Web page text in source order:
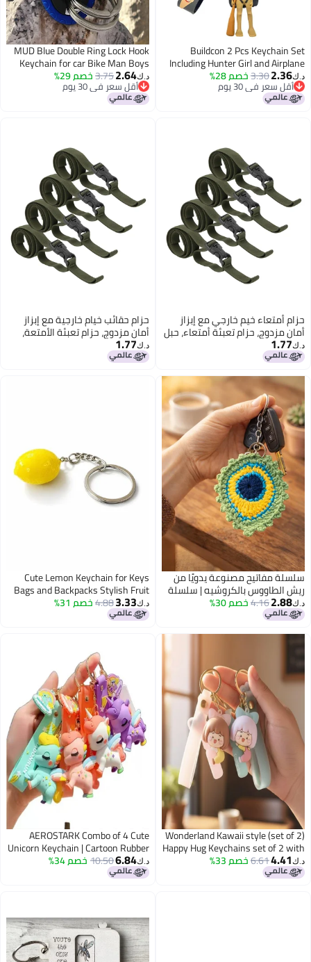
Buildcon 2 Pcs Keychain Set
Including Hunter Girl and Airplane
Crocodile, Cartoon Character
Keychain for Bike Men and Car,
Bag Charms and Key Chain for
د.ك‏2.36
3.30خصم 28%
أقل سعر في 30 يوم
أقل سعر في 30 يوم
MUD Blue Double Ring Lock Hook
Keychain for car Bike Man Boys
د.ك‏2.64
3.75خصم 29%
أقل سعر في 30 يوم
أقل سعر في 30 يوم
حزام أمتعاء خيم خارجي مع إبزاز
أمان مزدوج، حزام تعبئة أمتعاء، حبل
تثبيت لحقيبة سفر
د.ك‏1.77
حزام حقائب خيام خارجية مع إبزاز
أمان مزدوج، حزام تعبئة الأمتعة،
حبل تثبيت الحقائب
د.ك‏1.77
سلسلة مفاتيح مصنوعة يدويًا من
ريش الطاووس بالكروشيه | سلسلة
مفاتيح ملونة للأولاد والبنات | تعليقة
أنيقة للحقيبة، إكسسوار لمفتاح
د.ك‏2.88
4.16خصم 30%
Cute Lemon Keychain for Keys
Bags and Backpacks Stylish Fruit
Charm Key Ring Lightweight
Decorative Holder for Girls Kids
د.ك‏3.33
4.88خصم 31%
Wonderland Kawaii style (set of 2)
Happy Hug Keychains set of 2 with
Holder Accessories, Backpack Car
Key Chain for Boy Girl
د.ك‏4.41
6.61خصم 33%
AEROSTARK Combo of 4 Cute
Unicorn Keychain | Cartoon Rubber
Keychains with Strap | Soft PVC
Unicorn Key Ring for Bags,
د.ك‏6.84
10.50خصم 34%